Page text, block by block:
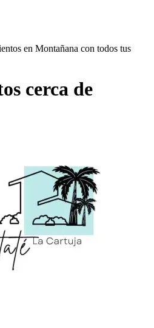
en Montañana con todos tus
cerca de